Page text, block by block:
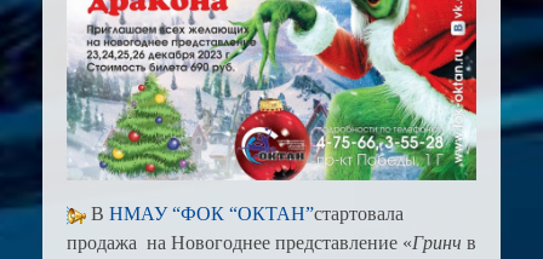
В НМАУ “ФОК “ОКТАН”стартовала
продажа на Новогоднее представление «Гринч в